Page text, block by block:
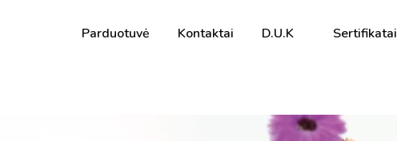
Parduotuvė Kontaktai D.U.K Sertifikatai